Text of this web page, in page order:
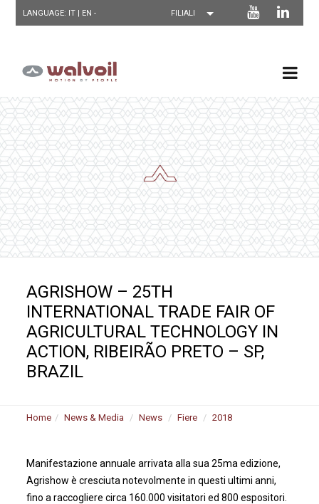
LANGUAGE: IT | EN-
AGRISHOW – 25TH
INTERNATIONAL TRADE FAIR OF
AGRICULTURAL TECHNOLOGY IN
ACTION, RIBEIRÃO PRETO – SP,
BRAZIL
Home News & Media News Fiere 2018
Manifestazione annuale arrivata alla sua 25ma edizione,
Agrishow è cresciuta notevolmente in questi ultimi anni,
fino a raccogliere circa 160.000 visitatori ed 800 espositori.